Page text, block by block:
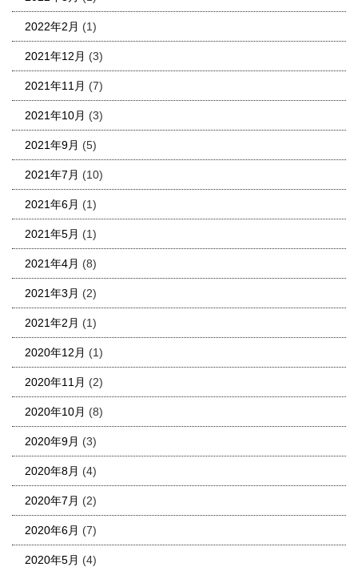
2022年2月 (1)
2021年12月 (3)
2021年11月 (7)
2021年10月 (3)
2021年9月 (5)
2021年7月 (10)
2021年6月 (1)
2021年5月 (1)
2021年4月 (8)
2021年3月 (2)
2021年2月 (1)
2020年12月 (1)
2020年11月 (2)
2020年10月 (8)
2020年9月 (3)
2020年8月 (4)
2020年7月 (2)
2020年6月 (7)
2020年5月 (4)